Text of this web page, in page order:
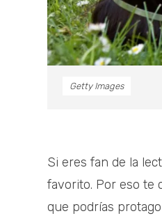
Getty Images
Si eres fan de la
favorito. Por eso te
que podrías